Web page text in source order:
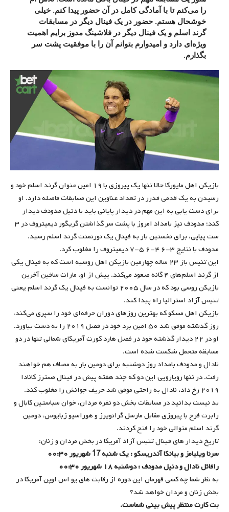
را می‌کنم تا با آمادگی کامل در آن حضور پیدا کنم. خیلی
خوشحال هستم. حضور در یک فینال دیگر در مسابقات
گرند اسلم و یک فینال دیگر در فلاشینگ مدوز برایم اهمیت
ویژه‌ای دارد و امیدوارم بتوانم آن را با موفقیت پشت سر
بگذارم.
بازیکن اهل مایورکا حالا تنها یک پیروزی با ۱۹ امین عنوان گرند اسلم خود و
رسیدن به یک ‌قدمی فدرر در تعداد عناوین این مسابقات فاصله دارد. او
برای دست یابی به این مهم در دیدار پایانی باید با دنیل مدودف دیدار
کند؛ مدودف نیز بامداد امروز با پشت سر گذاشتن گریگور دیمیتروف در ۳
ست پیاپی، برای نخستین بار به فینال یک تورنمنت گرند اسلم رسید.
مدودف با نتایج ۳-۶ ۴-۶ ۵-۷ دیمیتروف را مغلوب کرد.
این تنیس ‌باز ۲۳ ساله چهارمین بازیکن اهل روسیه است که به فینال یکی
از گرند اسلم‌های ۴ گانه صعود می‌کند. پیش از او، مارات سافین آخرین
بازیکن روسی بود که در سال ۲۰۰۵ توانست به فینال یک گرند اسلم یعنی
تنیس آزاد استرالیا راه پیدا کند.
بازیکن اهل مسکو که بهترین روزهای دوران حرفه‌ای خود را سپری می‌کند،
روز گذشته موفق شد ۵۰ امین برد خود در فصل ۲۰۱۹ را به دست بیاورد.
او در ۲۲ دیدار گذشته خود در فصل هارد کورت آمریکای شمالی تنها در دو
مسابقه متحمل شکست شده است.
نادال و مدودف بامداد روز دوشنبه برای دومین بار به مصاف هم خواهند
رفت. در تنها رویارویی این دو که چند هفته پیش در فینال مسترز کانادا
۲۰۱۹ رخ داد، نادال به ‌راحتی موفق شد حریف جوانش را مغلوب کند.
بد نیست بدانید در مسابقات بخش دو نفره مردان، خوان سباستین کابال و
رابرت فرح با پیروزی مقابل مارسل گرانویرز و هوراسیو زبایوس، دومین
گرند اسلم متوالی خود را فتح کردند.
تاریخ دیدار های فینال تنیس آزاد آمریکا در بخش مردان و زنان:
سرنا ویلیامز و بیانکا آندریسکو : یک شنبه 17 شهریور ۰۰:۳۰
رافائل نادال و دنیل مدودف : دوشنبه ۱۸ شهریور ۰۰:۳۰
به نظر شما چه کسی قهرمان این دوره از رقابت های یو اس اوپن آمریکا در
بخش زنان و مردان خواهد شد؟
بت کارت منتظر پیش بینی شماست.